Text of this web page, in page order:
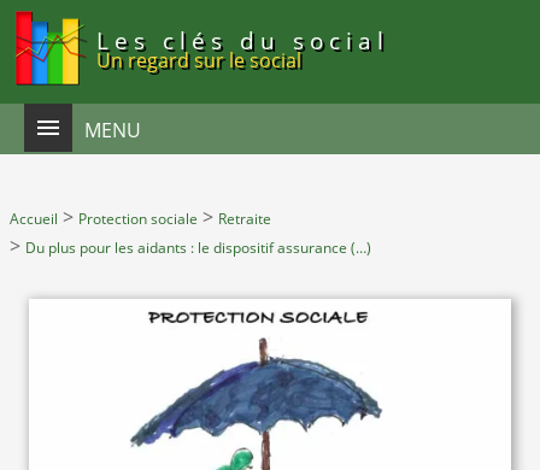
Les clés du social
Un regard sur le social
MENU
Accueil > Protection sociale > Retraite
> Du plus pour les aidants : le dispositif assurance (…)
Panneau de gestion des cookies